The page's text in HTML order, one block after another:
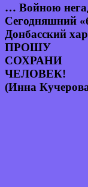
… Войною
Сегодняшний
Донбасский
ПРОШУ
СОХРАНИ
ЧЕЛОВЕК!
(Инна